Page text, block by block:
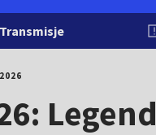
Transmisje